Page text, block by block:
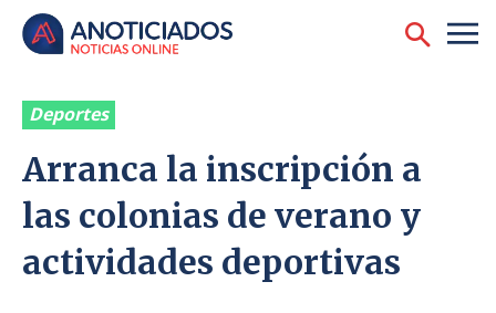
Deportes
Arranca la inscripción a
las colonias de verano y
actividades deportivas